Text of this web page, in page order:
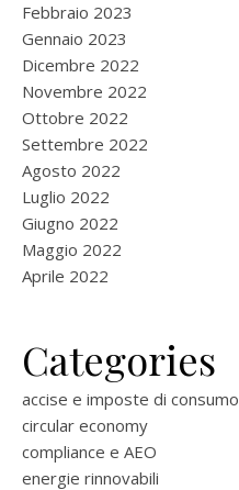
Febbraio 2023
Gennaio 2023
Dicembre 2022
Novembre 2022
Ottobre 2022
Settembre 2022
Agosto 2022
Luglio 2022
Giugno 2022
Maggio 2022
Aprile 2022
Categories
accise e imposte di consumo
circular economy
compliance e AEO
energie rinnovabili